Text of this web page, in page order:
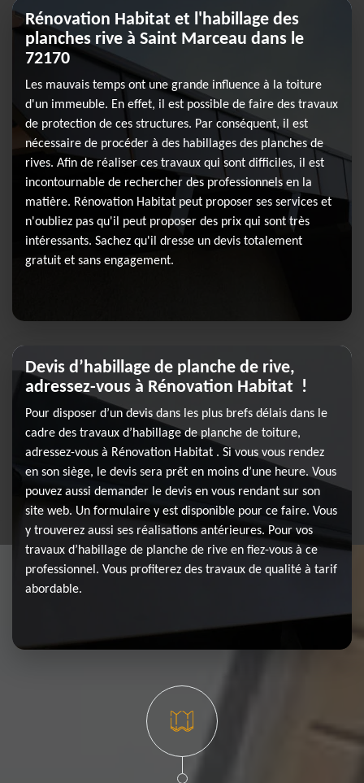
Rénovation Habitat et l'habillage des
planches rive à Saint Marceau dans le
72170
Les mauvais temps ont une grande influence à la toiture
d'un immeuble. En effet, il est possible de faire des travaux
de protection de ces structures. Par conséquent, il est
nécessaire de procéder à des habillages des planches de
rives. Afin de réaliser ces travaux qui sont difficiles, il est
incontournable de rechercher des professionnels en la
matière. Rénovation Habitat peut proposer ses services et
n'oubliez pas qu'il peut proposer des prix qui sont très
intéressants. Sachez qu'il dresse un devis totalement
gratuit et sans engagement.
Devis d’habillage de planche de rive,
adressez-vous à Rénovation Habitat !
Pour disposer d’un devis dans les plus brefs délais dans le
cadre des travaux d’habillage de planche de toiture,
adressez-vous à Rénovation Habitat . Si vous vous rendez
en son siège, le devis sera prêt en moins d’une heure. Vous
pouvez aussi demander le devis en vous rendant sur son
site web. Un formulaire y est disponible pour ce faire. Vous
y trouverez aussi ses réalisations antérieures. Pour vos
travaux d’habillage de planche de rive en fiez-vous à ce
professionnel. Vous profiterez des travaux de qualité à tarif
abordable.